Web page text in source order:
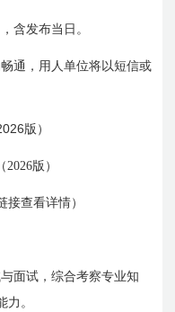
含发布当日。
通，用人单位将以短信或
版）
2026版）
接查看详情）
面试，综合考察专业知
。